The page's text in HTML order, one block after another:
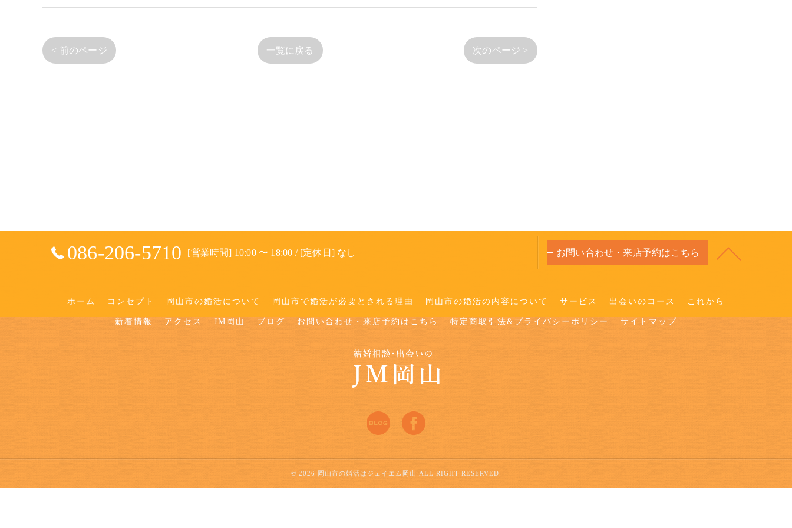
< 前のページ 一覧に戻る 次のページ >
086-206-5710 [営業時間] 10:00 〜 18:00 / [定休日] なし お問い合わせ・来店予約はこちら
ホーム コンセプト 岡山市の婚活について 岡山市で婚活が必要とされる理由 岡山市の婚活の内容について サービス 出会いのコース これから
新着情報 アクセス JM岡山 ブログ お問い合わせ・来店予約はこちら 特定商取引法&プライバシーポリシー サイトマップ
© 2026 岡山市の婚活はジェイエム岡山 ALL RIGHT RESERVED.